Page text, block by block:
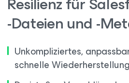
-Dateien und -
Unkompliziertes,
schnelle Wiederherstellung